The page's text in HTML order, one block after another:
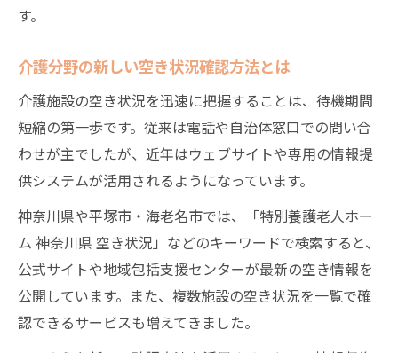
す。
介護分野の新しい空き状況確認方法とは
介護施設の空き状況を迅速に把握することは、待機期間
短縮の第一歩です。従来は電話や自治体窓口での問い合
わせが主でしたが、近年はウェブサイトや専用の情報提
供システムが活用されるようになっています。
神奈川県や平塚市・海老名市では、「特別養護老人ホー
ム 神奈川県 空き状況」などのキーワードで検索すると、
公式サイトや地域包括支援センターが最新の空き情報を
公開しています。また、複数施設の空き状況を一覧で確
認できるサービスも増えてきました。